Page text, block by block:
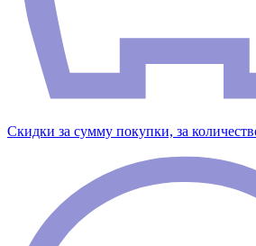
Скидки за сумму покупки, за